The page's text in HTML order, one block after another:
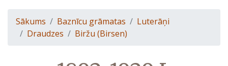
Sākums Baznīcu grāmatas
Luterāņi
Draudzes
Biržu (Birsen)